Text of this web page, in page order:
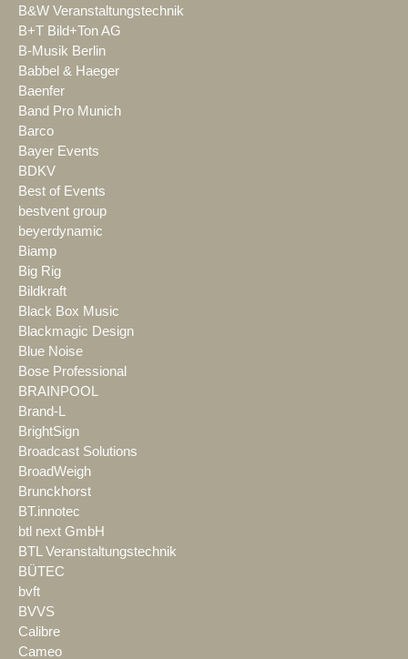
B&W Veranstaltungstechnik
B+T Bild+Ton AG
B-Musik Berlin
Babbel & Haeger
Baenfer
Band Pro Munich
Barco
Bayer Events
BDKV
Best of Events
bestvent group
beyerdynamic
Biamp
Big Rig
Bildkraft
Black Box Music
Blackmagic Design
Blue Noise
Bose Professional
BRAINPOOL
Brand-L
BrightSign
Broadcast Solutions
BroadWeigh
Brunckhorst
BT.innotec
btl next GmbH
BTL Veranstaltungstechnik
BÜTEC
bvft
BVVS
Calibre
Cameo